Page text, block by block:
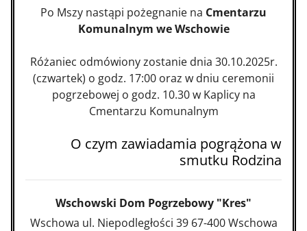
Po Mszy nastąpi pożegnanie na Cmentarzu
Komunalnym we Wschowie
Różaniec odmówiony zostanie dnia 30.10.2025r.
(czwartek) o godz. 17:00 oraz w dniu ceremonii
pogrzebowej o godz. 10.30 w Kaplicy na
Cmentarzu Komunalnym
O czym zawiadamia pogrążona w
smutku Rodzina
Wschowski Dom Pogrzebowy "Kres"
Wschowa ul. Niepodległości 39 67-400 Wschowa